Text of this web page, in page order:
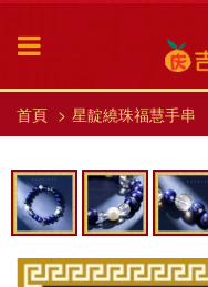
首頁 星靛繞珠福慧手串